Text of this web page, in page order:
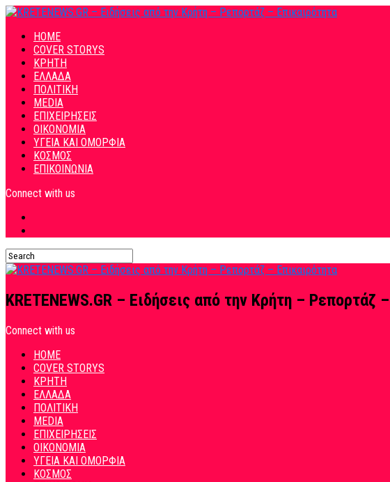
HOME
COVER STORYS
ΚΡΗΤΗ
ΕΛΛΑΔΑ
ΠΟΛΙΤΙΚΗ
MEDIA
ΕΠΙΧΕΙΡΗΣΕΙΣ
ΟΙΚΟΝΟΜΙΑ
ΥΓΕΙΑ ΚΑΙ ΟΜΟΡΦΙΑ
ΚΟΣΜΟΣ
ΕΠΙΚΟΙΝΩΝΙΑ
Connect with us
KRETENEWS.GR – Ειδήσεις από την Κρήτη – Ρεπορτάζ
Connect with us
HOME
COVER STORYS
ΚΡΗΤΗ
ΕΛΛΑΔΑ
ΠΟΛΙΤΙΚΗ
MEDIA
ΕΠΙΧΕΙΡΗΣΕΙΣ
ΟΙΚΟΝΟΜΙΑ
ΥΓΕΙΑ ΚΑΙ ΟΜΟΡΦΙΑ
ΚΟΣΜΟΣ